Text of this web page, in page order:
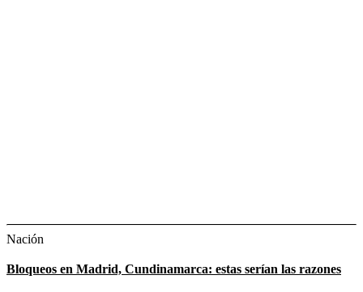
Nación
Bloqueos en Madrid, Cundinamarca: estas serían las razones